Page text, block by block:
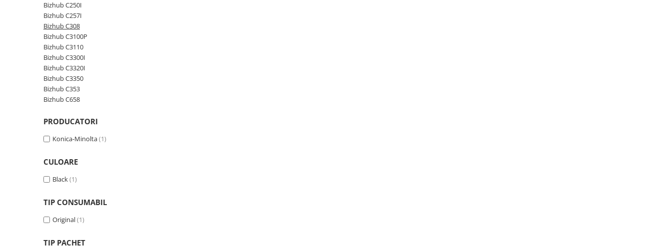
Consumabile imprimanta
compatibile
Tonere compatibile
Cartuse compatibile
Drum unit compatibile
Printare 3D
Filament imprimanta 3D
Laptopuri gaming
Ultrabookuri
Bizhub C250I
Bizhub C257I
Bizhub C308
Bizhub C3100P
Bizhub C3110
Bizhub C3300I
Bizhub C3320I
Bizhub C3350
Bizhub C353
Bizhub C658
PRODUCATORI
Konica-Minolta(1)
CULOARE
Black(1)
TIP CONSUMABIL
Original(1)
TIP PACHET